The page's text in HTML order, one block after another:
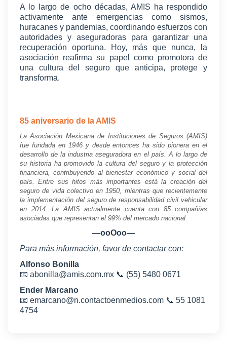
A lo largo de ocho décadas, AMIS ha respondido
activamente ante emergencias como sismos,
huracanes y pandemias, coordinando esfuerzos con
autoridades y aseguradoras para garantizar una
recuperación oportuna. Hoy, más que nunca, la
asociación reafirma su papel como promotora de
una cultura del seguro que anticipa, protege y
transforma.
85 aniversario de la AMIS
La Asociación Mexicana de Instituciones de Seguros (AMIS)
fue fundada en 1946 y desde entonces ha sido pionera en el
desarrollo de la industria aseguradora en el país. A lo largo de
su historia ha promovido la cultura del seguro y la protección
financiera, contribuyendo al bienestar económico y social del
país. Entre sus hitos más importantes está la creación del
seguro de vida colectivo en 1950, mientras que recientemente
la implementación del seguro de responsabilidad civil vehicular
en 2014. La AMIS actualmente cuenta con 85 compañías
asociadas que representan el 99% del mercado nacional.
—ooOoo—
Para más información, favor de contactar con:
Alfonso Bonilla
📧 abonilla@amis.com.mx 📞 (55) 5480 0671
Ender Marcano
📧 emarcano@n.contactoenmedios.com 📞 55 1081
4754